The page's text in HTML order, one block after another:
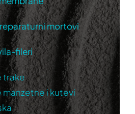
mortovi
fileri
trake
i kutevi